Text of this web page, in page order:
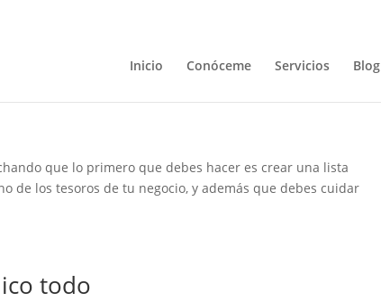
Inicio Conóceme Servicios Blog
que lo primero que debes hacer es crear una lista
de los tesoros de tu negocio, y además que debes cuidar
todo